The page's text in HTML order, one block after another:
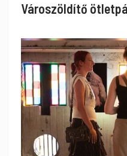
Városzöldítő